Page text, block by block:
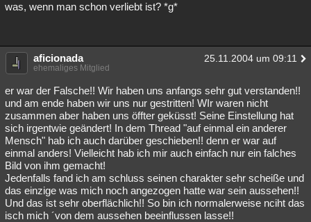
was, wenn man schon verliebt ist? *g*
aficionada 25.11.2004 um 09:11
ehemaliges Mitglied
er war der Falsche!! Wir haben uns anfangs sehr gut verstanden!!
und am ende haben wir uns nur gestritten! WIr waren nicht
zusammen aber haben uns öffter geküsst! Seine Einstellung hat
sich irgentwie geändert! In dem Thread "auf einmal ein anderer
Mensch" hab ich auch darüber geschieben!! denn er war auf
einmal anders! Vielleicht hab ich mir auch einfach nur ein falches
Bild von ihm gemacht!
Jedenfalls fand ich am schluss seinen charakter sehr scheiße und
das einzige was mich noch angezogen hatte war sein aussehen!!
Und das ist sehr oberflächlich!! So bin ich normalerweise nciht das
isch mich ´von dem aussehen beeinflussen lasse!!